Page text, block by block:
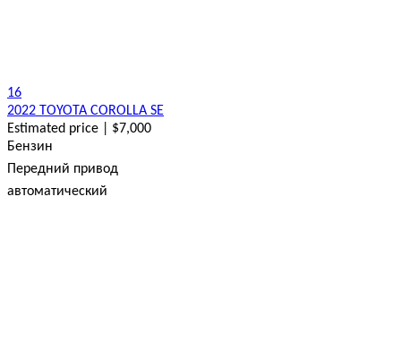
16
2022 TOYOTA COROLLA SE
Estimated price | $7,000
Бензин
Передний привод
автоматический